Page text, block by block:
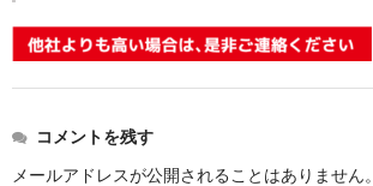
お見積り
コメントを残す
メールアドレスが公開されることはありません。